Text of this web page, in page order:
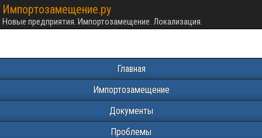
Импортозамещение.ру
Новые предприятия. Импортозамещение. Локализация.
Главная
Импортозамещение
Документы
Проблемы